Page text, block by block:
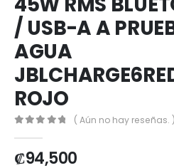
/ USB-A A
AGUA
ROJO
( Aún no hay reseñas. )
₡94,500